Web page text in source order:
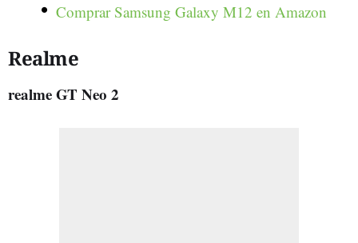
Comprar Samsung Galaxy M12 en Amazon
Realme
realme GT Neo 2